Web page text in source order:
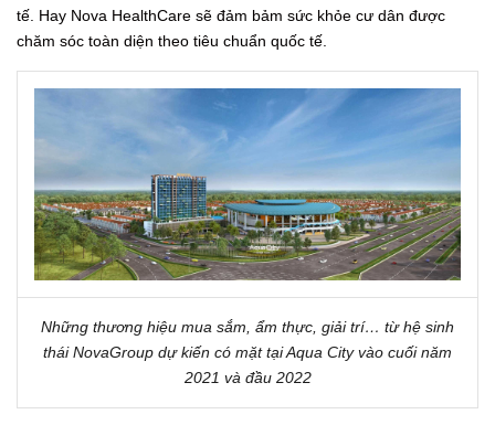
tế. Hay Nova HealthCare sẽ đảm bảm sức khỏe cư dân được
chăm sóc toàn diện theo tiêu chuẩn quốc tế.
Những thương hiệu mua sắm, ẩm thực, giải trí… từ hệ sinh
thái NovaGroup dự kiến có mặt tại Aqua City vào cuối năm
2021 và đầu 2022